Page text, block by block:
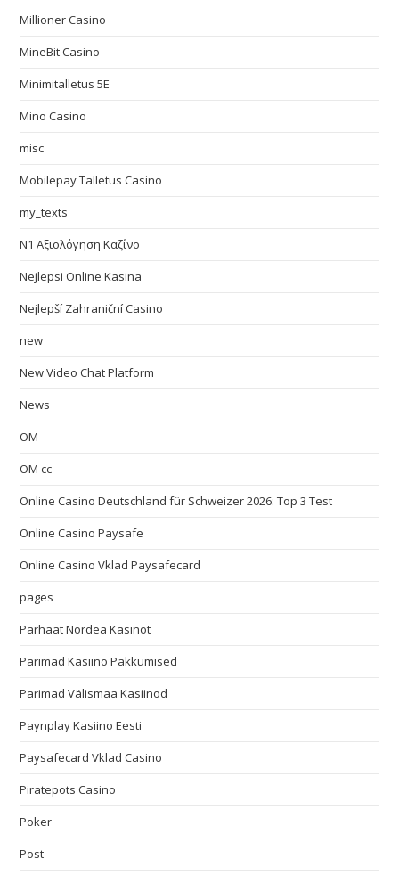
Millioner Casino
MineBit Casino
Minimitalletus 5E
Mino Casino
misc
Mobilepay Talletus Casino
my_texts
N1 Αξιολόγηση Καζίνο
Nejlepsi Online Kasina
Nejlepší Zahraniční Casino
new
New Video Chat Platform
News
OM
OM cc
Online Casino Deutschland für Schweizer 2026: Top 3 Test
Online Casino Paysafe
Online Casino Vklad Paysafecard
pages
Parhaat Nordea Kasinot
Parimad Kasiino Pakkumised
Parimad Välismaa Kasiinod
Paynplay Kasiino Eesti
Paysafecard Vklad Casino
Piratepots Casino
Poker
Post